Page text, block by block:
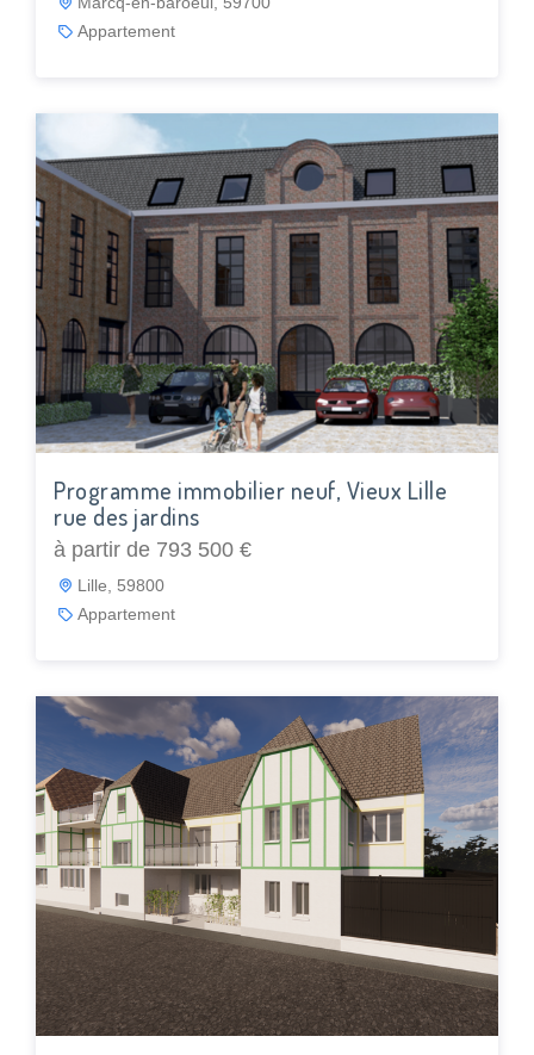
Appartement
Programme immobilier neuf, Vieux Lille
rue des jardins
à partir de 793 500 €
Lille, 59800
Appartement